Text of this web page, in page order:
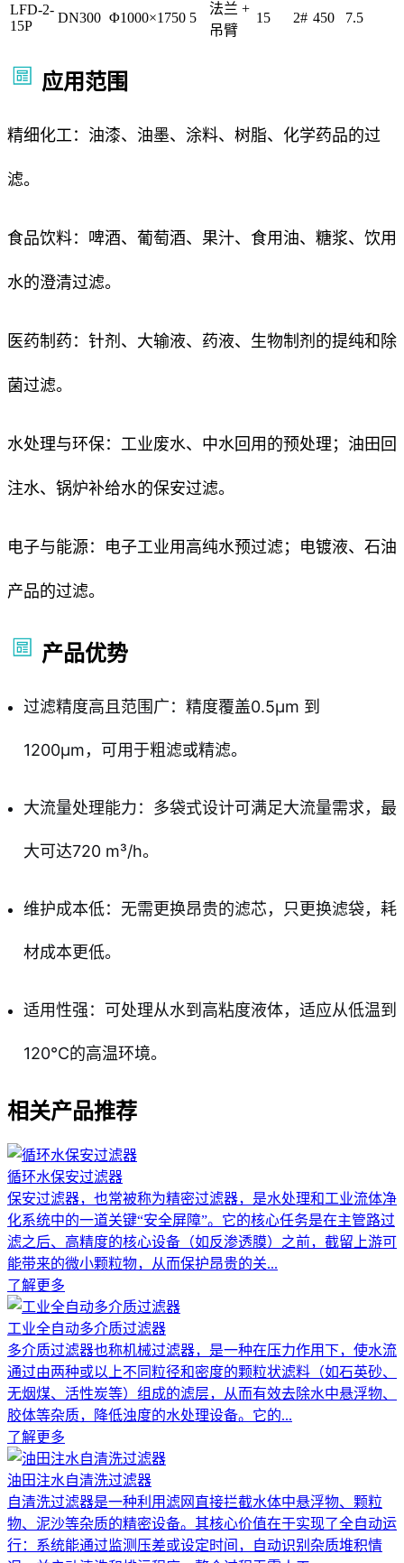
LFD-2-
15P
DN300 Φ1000×1750 5
法兰 +
吊臂
15 2# 450 7.5
应用范围
精细化工：油漆、油墨、涂料、树脂、化学药品的过
滤。
食品饮料：啤酒、葡萄酒、果汁、食用油、糖浆、饮用
水的澄清过滤。
医药制药：针剂、大输液、药液、生物制剂的提纯和除
菌过滤。
水处理与环保：工业废水、中水回用的预处理；油田回
注水、锅炉补给水的保安过滤。
电子与能源：电子工业用高纯水预过滤；电镀液、石油
产品的过滤。
产品优势
过滤精度高且范围广：精度覆盖0.5μm 到
1200μm，可用于粗滤或精滤。
大流量处理能力：多袋式设计可满足大流量需求，最
大可达720 m³/h。
维护成本低：无需更换昂贵的滤芯，只更换滤袋，耗
材成本更低。
适用性强：可处理从水到高粘度液体，适应从低温到
120℃的高温环境。
相关产品推荐
循环水保安过滤器
保安过滤器，也常被称为精密过滤器，是水处理和工业流体净
化系统中的一道关键“安全屏障”。它的核心任务是在主管路过
滤之后、高精度的核心设备（如反渗透膜）之前，截留上游可
能带来的微小颗粒物，从而保护昂贵的关...
了解更多
工业全自动多介质过滤器
多介质过滤器也称机械过滤器，是一种在压力作用下，使水流
通过由两种或以上不同粒径和密度的颗粒状滤料（如石英砂、
无烟煤、活性炭等）组成的滤层，从而有效去除水中悬浮物、
胶体等杂质，降低浊度的水处理设备。它的...
了解更多
油田注水自清洗过滤器
自清洗过滤器是一种利用滤网直接拦截水体中悬浮物、颗粒
物、泥沙等杂质的精密设备。其核心价值在于实现了全自动运
行：系统能通过监测压差或设定时间，自动识别杂质堆积情